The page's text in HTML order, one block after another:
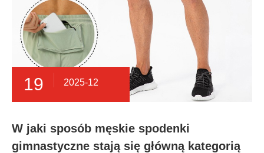
19 2025-12
W jaki sposób męskie spodenki
gimnastyczne stają się główną kategorią